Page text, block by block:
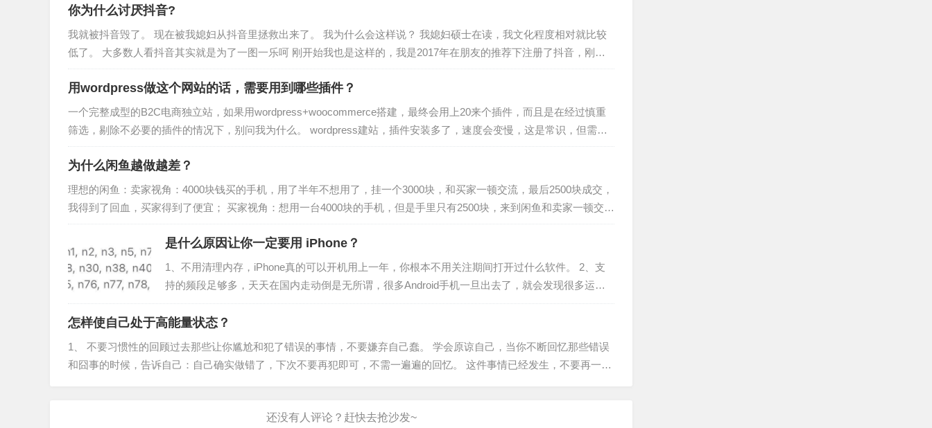
你为什么讨厌抖音?
我就被抖音毁了。 现在被我媳妇从抖音里拯救出来了。 我为什么会这样说？ 我媳妇硕士在读，我文化程度相对就比较
低了。 大多数人看抖音其实就是为了一图一乐呵 刚开始我也是这样的，我是2017年在朋友的推荐下注册了抖音，刚开
始那时候对抖音不太上瘾…
用wordpress做这个网站的话，需要用到哪些插件？
一个完整成型的B2C电商独立站，如果用wordpress+woocommerce搭建，最终会用上20来个插件，而且是在经过慎重
筛选，剔除不必要的插件的情况下，别问我为什么。 wordpress建站，插件安装多了，速度会变慢，这是常识，但需
要…
为什么闲鱼越做越差？
理想的闲鱼：卖家视角：4000块钱买的手机，用了半年不想用了，挂一个3000块，和买家一顿交流，最后2500块成交，
我得到了回血，买家得到了便宜； 买家视角：想用一台4000块的手机，但是手里只有2500块，来到闲鱼和卖家一顿交
流，最后25…
是什么原因让你一定要用 iPhone？
1、不用清理内存，iPhone真的可以开机用上一年，你根本不用关注期间打开过什么软件。 2、支
持的频段足够多，天天在国内走动倒是无所谓，很多Android手机一旦出去了，就会发现很多运营
商接入都是问题，更不用说各种本土化的服务了。 3、…
怎样使自己处于高能量状态？
1、 不要习惯性的回顾过去那些让你尴尬和犯了错误的事情，不要嫌弃自己蠢。 学会原谅自己，当你不断回忆那些错误
和囧事的时候，告诉自己：自己确实做错了，下次不要再犯即可，不需一遍遍的回忆。 这件事情已经发生，不要再一遍